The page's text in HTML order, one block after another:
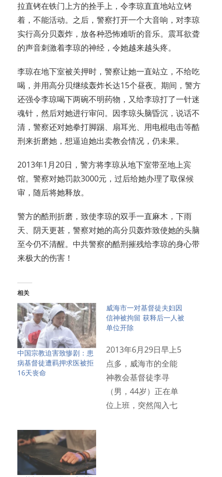
拉直铐在铁门上方的拴手上，令李琼直直地站立铐
着，不能活动。之后，警察打开一个大音响，对李琼
实行高分贝轰炸，放各种恐怖难听的音乐。震耳欲聋
的声音刺激着李琼的神经，令她越来越头疼。
李琼在地下室被关押时，警察让她一直站立，不给吃
喝，并用高分贝继续轰炸长达15个昼夜。期间，警方
还强令李琼喝下两碗不明药物，又给李琼打了一针迷
魂针，然后对她进行审问。因李琼头脑昏沉，说话不
清，警察还对她拳打脚踢、扇耳光、用电棍电击等酷
刑来折磨她，想逼迫她出卖教会情况，仍未果。
2013年1月20日，警方将李琼从地下室带至地上宾
馆。警察对她罚款3000元，过后给她办理了取保候
审，随后将她释放。
警方的酷刑折磨，致使李琼的双手一直麻木，下雨
天、阴天更甚，警察对她的高分贝轰炸致使她的头脑
至今仍不清醒。中共警察的酷刑摧残给李琼的身心带
来极大的伤害！
相关
中国宗教迫害致惨剧：患
病基督徒遭羁押求医被拒
16天丧命
威海市⼀对基督徒夫妇因
信神被拘留 获释后⼀⼈被
单位开除
2013年6⽉29⽇早上5
点多，威海市的全能
神教会基督徒李寻
（男，44岁）正在单
位上班，突然闯⼊七